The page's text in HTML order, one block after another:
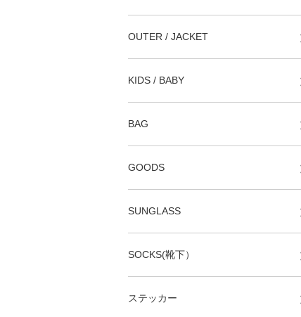
OUTER / JACKET
KIDS / BABY
BAG
GOODS
SUNGLASS
SOCKS(靴下）
ステッカー